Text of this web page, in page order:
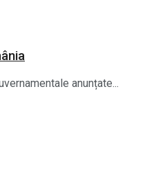
anunțate...